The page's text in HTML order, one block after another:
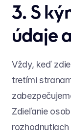
3. S
údaje
Vždy, keď
tretími
Zdieľanie